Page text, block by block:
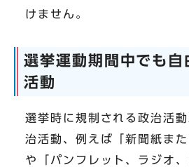
けません。
選挙運動期間中でも自
活動
選挙時に規制される政治活
治活動、例えば「新聞紙ま
や「パンフレット、ラジオ